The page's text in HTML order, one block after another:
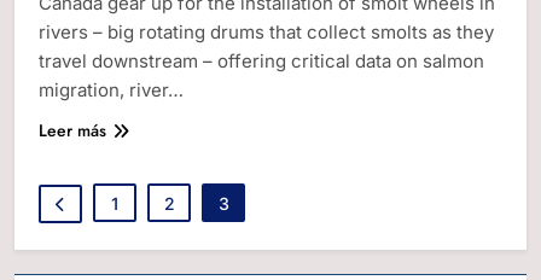
rivers – big rotating drums that collect smolts as they
travel downstream – offering critical data on salmon
migration, river…
Leer más
1 2 3